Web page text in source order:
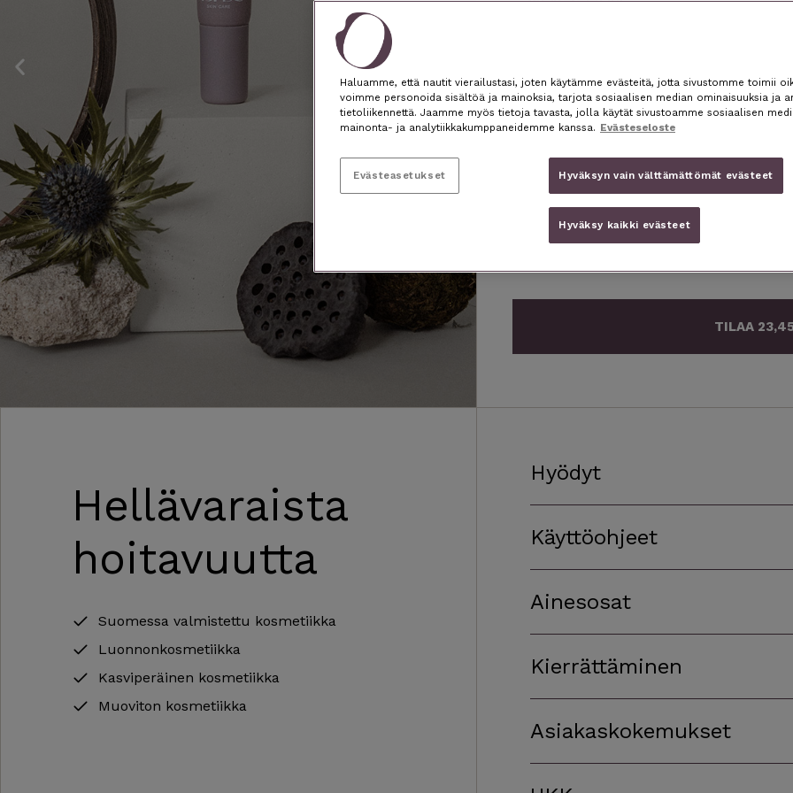
Previous
slide slide
HOHDE Herbal Silmänympärysvoide on
täsmätuote. Tuote kirkastaa katseen ja
käytettynä tämä voide palauttaa iholle sen
hyvä lisä meikin pohjustamisessa sekä
ajaksi. Voit käyttää voidetta myös
Silmänympärysvoide lisäksi tasoittaa ihon
silmänympärysihostasi virkeämmän.
“Karkottaa täydellisesti väsymyksen
– Anne-Mari
TILAA
Hellävaraista
hoitavuutta
Suomessa valmistettu kosmetiikka
Luonnonkosmetiikka
Kasviperäinen kosmetiikka
Muoviton kosmetiikka
Hyödyt
Käyttöohjeet
Ainesosat
Kierrättäminen
Asiakaskokemukset
Haluamme, että nautit vierailustasi, joten käytämme evästeitä, jotta sivustomme toimii
voimme personoida sisältöä ja mainoksia, tarjota sosiaalisen median ominaisuuksia ja
tietoliikennettä. Jaamme myös tietoja tavasta, jolla käytät sivustoamme sosiaalisen
mainonta- ja analytiikkakumppaneidemme kanssa. Evästeseloste
Hyväksyn vain välttämättömät evästeet
Hyväksy kaikki evästeet
Evästeasetukset